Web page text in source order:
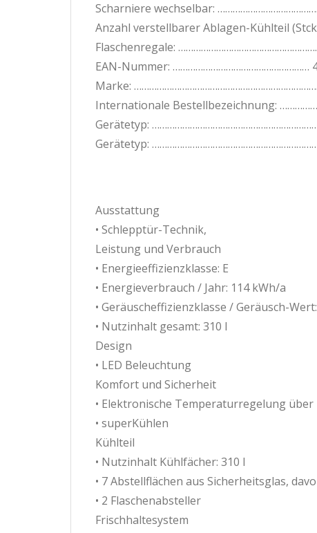
Scharniere wechselbar:
Anzahl verstellbarer Ablagen-Kühlteil
Flaschenregale:
EAN-Nummer: ………………………………………………
Marke:
Internationale Bestellbezeichnung:
Gerätetyp:
Gerätetyp:
Ausstattung
• Schlepptür-Technik,
Leistung und Verbrauch
• Energieeffizienzklasse: E
• Energieverbrauch / Jahr: 114 kWh/a
• Geräuscheffizienzklasse / Geräusch-
• Nutzinhalt gesamt: 310 l
Design
• LED Beleuchtung
Komfort und Sicherheit
• Elektronische Temperaturregelung über
• superKühlen
Kühlteil
• Nutzinhalt Kühlfächer: 310 l
• 7 Abstellflächen aus Sicherheitsglas,
• 2 Flaschenabsteller
Frischhaltesystem